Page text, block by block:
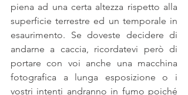
piena ad una certa altezza rispetto alla
superficie terrestre ed un temporale in
esaurimento. Se doveste decidere di
andarne a caccia, ricordatevi però di
portare con voi anche una macchina
fotografica a lunga esposizione o i
vostri intenti andranno in fumo poiché